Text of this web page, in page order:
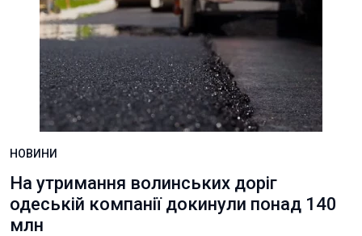
НОВИНИ
На утримання волинських доріг
одеській компанії докинули понад 140
млн